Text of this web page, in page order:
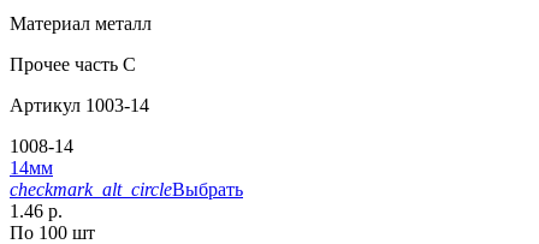
Материал металл
Прочее часть С
Артикул 1003-14
1008-14
14мм
checkmark_alt_circleВыбрать
1.46 р.
По 100 шт